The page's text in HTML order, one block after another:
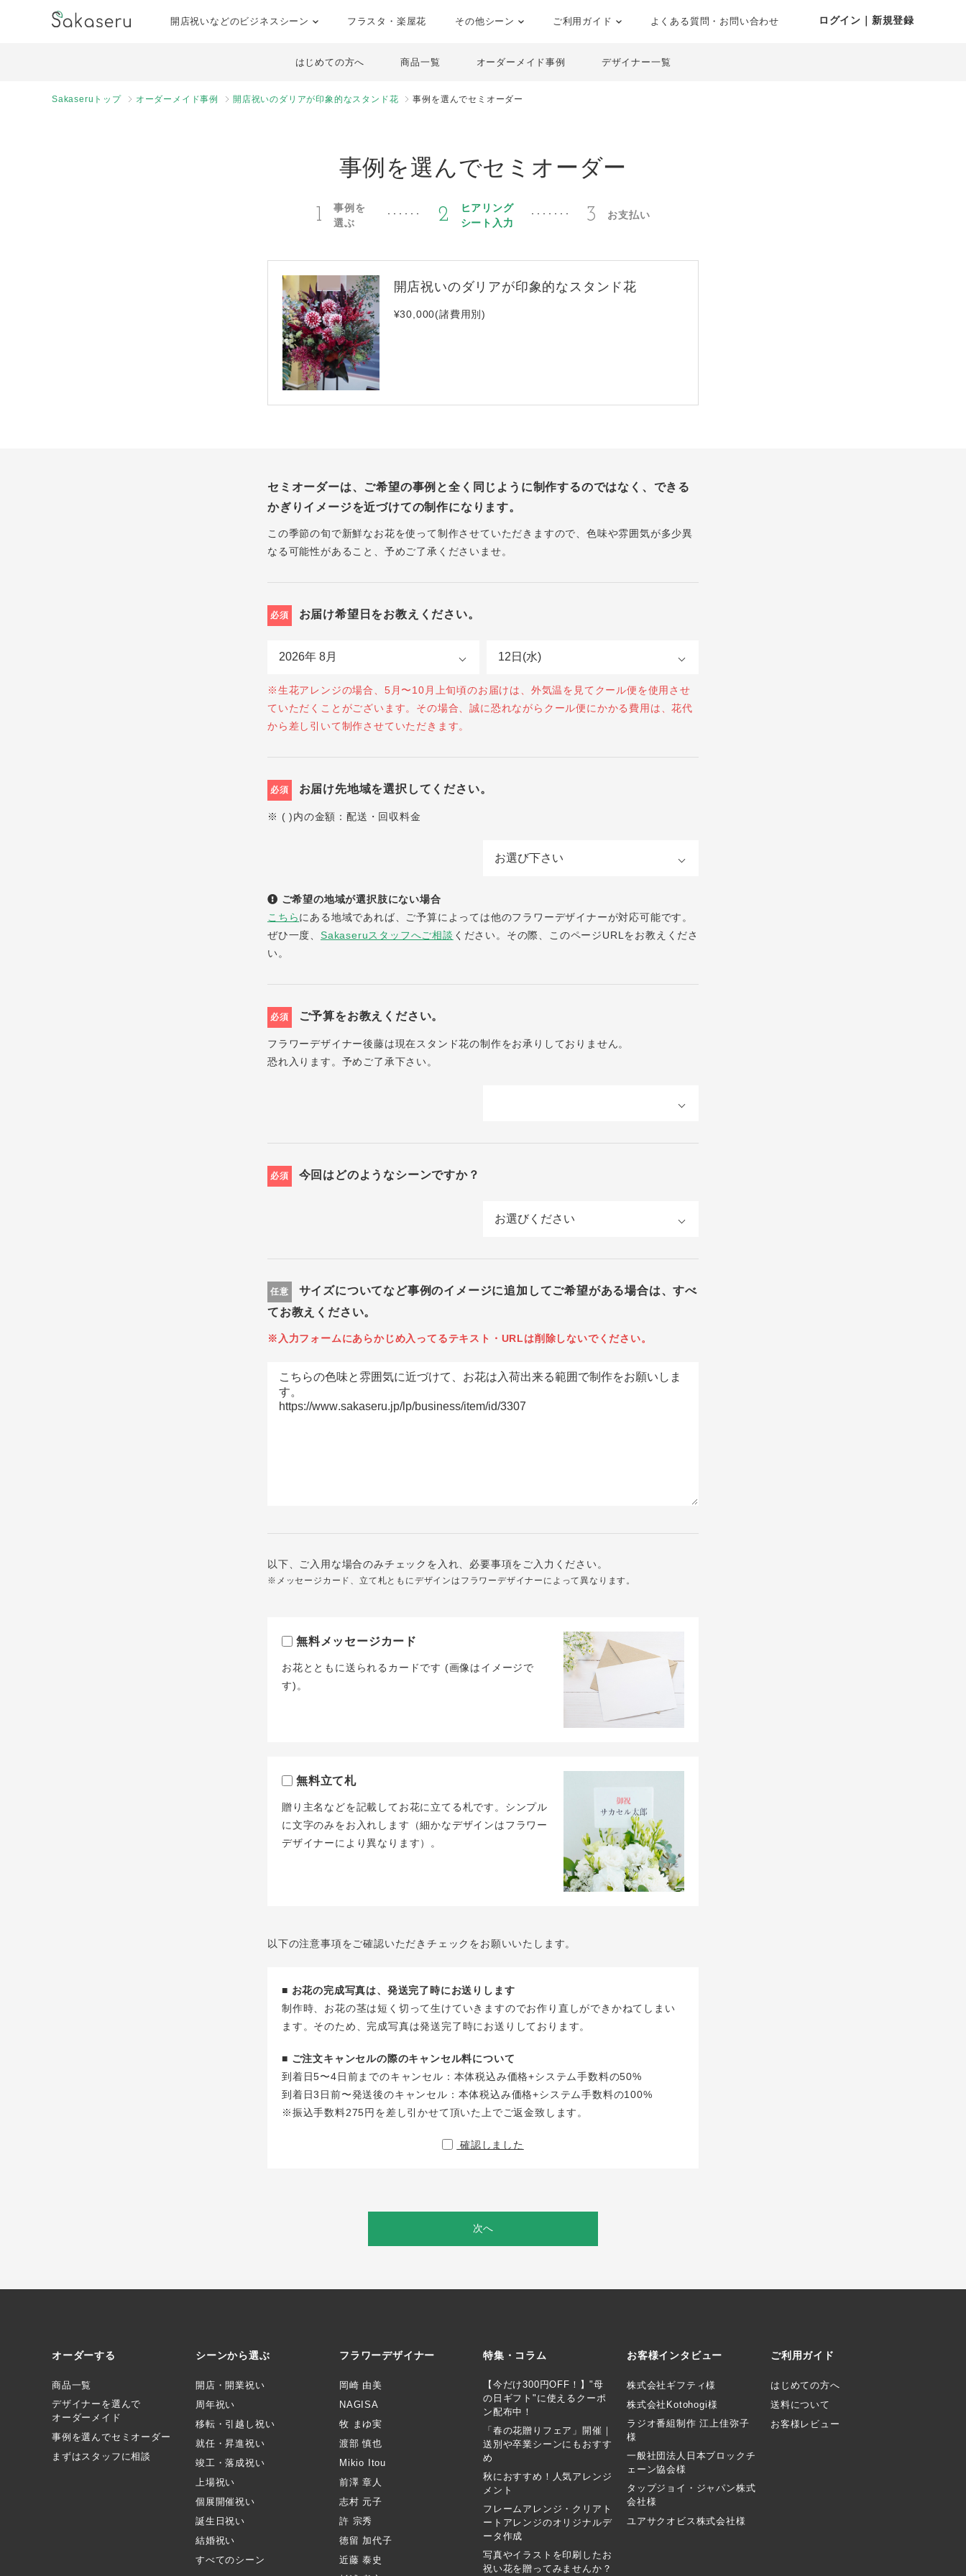
開店祝いなどのビジネスシーン フラスタ・楽屋花 その他シーン ご利用ガイド よくある質問・お問い合わせ ログイン｜新規登録
はじめての方へ 商品一覧 オーダーメイド事例 デザイナー一覧
Sakaseruトップ オーダーメイド事例 開店祝いのダリアが印象的なスタンド花 事例を選んでセミオーダー
事例を選んでセミオーダー
1
事例を
選ぶ
2
ヒアリング
シート入力
3 お支払い
開店祝いのダリアが印象的なスタンド花
¥30,000(諸費用別)
セミオーダーは、ご希望の事例と全く同じように制作するのではなく、できる
かぎりイメージを近づけての制作になります。
この季節の旬で新鮮なお花を使って制作させていただきますので、色味や雰囲気が多少異
なる可能性があること、予めご了承くださいませ。
必須 お届け希望日をお教えください。
※生花アレンジの場合、5月〜10月上旬頃のお届けは、外気温を見てクール便を使用させ
ていただくことがございます。その場合、誠に恐れながらクール便にかかる費用は、花代
から差し引いて制作させていただきます。
必須 お届け先地域を選択してください。
※ ( )内の金額：配送・回収料金
ご希望の地域が選択肢にない場合
こちらにある地域であれば、ご予算によっては他のフラワーデザイナーが対応可能です。
ぜひ一度、 Sakaseruスタッフへご相談 ください。その際、このページURLをお教えくださ
い。
必須 ご予算をお教えください。
フラワーデザイナー後藤は現在スタンド花の制作をお承りしておりません。
恐れ入ります。予めご了承下さい。
必須 今回はどのようなシーンですか？
任意
サイズについてなど事例のイメージに追加してご希望がある場合は、すべ
てお教えください。
※入力フォームにあらかじめ入ってるテキスト・URLは削除しないでください。
以下、ご入用な場合のみチェックを入れ、必要事項をご入力ください。
※メッセージカード、立て札ともにデザインはフラワーデザイナーによって異なります。
無料メッセージカード
お花とともに送られるカードです (画像はイメージで
す)。
無料立て札
贈り主名などを記載してお花に立てる札です。シンプル
に文字のみをお入れします（細かなデザインはフラワー
デザイナーにより異なります）。
以下の注意事項をご確認いただきチェックをお願いいたします。
■ お花の完成写真は、発送完了時にお送りします
制作時、お花の茎は短く切って生けていきますのでお作り直しができかねてしまい
ます。そのため、完成写真は発送完了時にお送りしております。
■ ご注文キャンセルの際のキャンセル料について
到着日5〜4日前までのキャンセル：本体税込み価格+システム手数料の50%
到着日3日前〜発送後のキャンセル：本体税込み価格+システム手数料の100%
※振込手数料275円を差し引かせて頂いた上でご返金致します。
確認しました
次へ
オーダーする
商品一覧
デザイナーを選んで
オーダーメイド
事例を選んでセミオーダー
まずはスタッフに相談
シーンから選ぶ
開店・開業祝い
周年祝い
移転・引越し祝い
就任・昇進祝い
竣工・落成祝い
上場祝い
個展開催祝い
誕生日祝い
結婚祝い
すべてのシーン
フラワーデザイナー
岡崎 由美
NAGISA
牧 まゆ実
渡部 慎也
Mikio Itou
前澤 章人
志村 元子
許 宗秀
徳留 加代子
近藤 泰史
特集・コラム
【今だけ300円OFF！】"母
の日ギフト"に使えるクーポ
ン配布中！
「春の花贈りフェア」開催｜
送別や卒業シーンにもおすす
め
秋におすすめ！人気アレンジ
メント
フレームアレンジ・クリアト
ートアレンジのオリジナルデ
ータ作成
写真やイラストを印刷したお
祝い花を贈ってみませんか？
お客様インタビュー
株式会社ギフティ様
株式会社Kotohogi様
ラジオ番組制作 江上佳弥子
様
一般社団法人日本ブロックチ
ェーン協会様
タップジョイ・ジャパン株式
会社様
ユアサクオビス株式会社様
ご利用ガイド
はじめての方へ
送料について
お客様レビュー